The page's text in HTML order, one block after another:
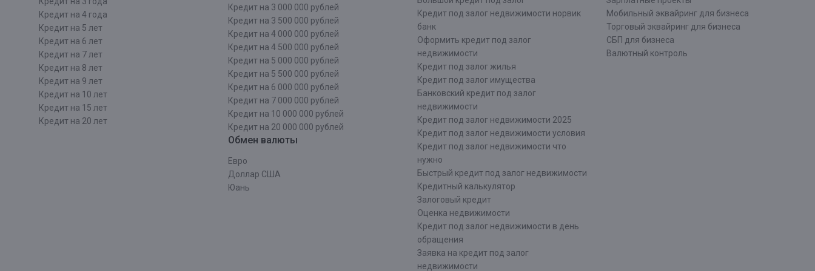
Кредит на 4 года
Кредит на 5 лет
Кредит на 6 лет
Кредит на 7 лет
Кредит на 8 лет
Кредит на 9 лет
Кредит на 10 лет
Кредит на 15 лет
Кредит на 20 лет
Кредит на 3 000 000 рублей
Кредит на 3 500 000 рублей
Кредит на 4 000 000 рублей
Кредит на 4 500 000 рублей
Кредит на 5 000 000 рублей
Кредит на 5 500 000 рублей
Кредит на 6 000 000 рублей
Кредит на 7 000 000 рублей
Кредит на 10 000 000 рублей
Кредит на 20 000 000 рублей
Обмен валюты
Евро
Доллар США
Юань
Кредит под залог недвижимости норвик
банк
Оформить кредит под залог
недвижимости
Кредит под залог жилья
Кредит под залог имущества
Банковский кредит под залог
недвижимости
Кредит под залог недвижимости 2025
Кредит под залог недвижимости условия
Кредит под залог недвижимости что
нужно
Быстрый кредит под залог недвижимости
Кредитный калькулятор
Залоговый кредит
Оценка недвижимости
Кредит под залог недвижимости в день
обращения
Заявка на кредит под залог
недвижимости
Мобильный эквайринг для бизнеса
Торговый эквайринг для бизнеса
СБП для бизнеса
Валютный контроль